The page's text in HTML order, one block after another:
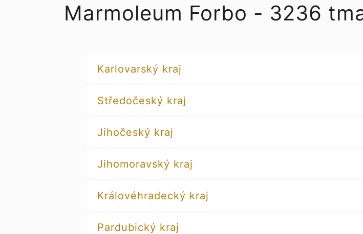
Marmoleum Forbo - 3236
Karlovarský kraj
Středočeský kraj
Jihočeský kraj
Jihomoravský kraj
Královéhradecký kraj
Pardubický kraj